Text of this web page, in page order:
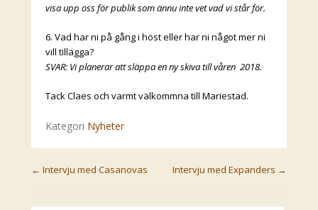
visa upp oss för publik som ännu inte vet vad vi står för.
6. Vad har ni på gång i höst eller har ni något mer ni
vill tillägga?
SVAR: Vi planerar att släppa en ny skiva till våren 2018.
Tack Claes och varmt välkommna till Mariestad.
Kategori Nyheter
Post navigation
← Intervju med Casanovas Intervju med Expanders →